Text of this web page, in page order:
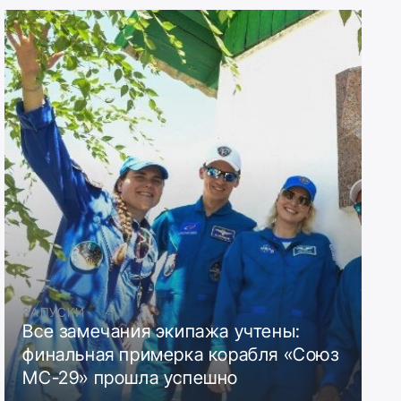
ЗАПУСКИ
Все замечания экипажа учтены:
финальная примерка корабля «Союз
МС-29» прошла успешно